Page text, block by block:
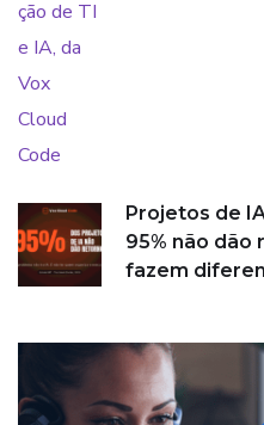
Projetos de
95% não dão
fazem